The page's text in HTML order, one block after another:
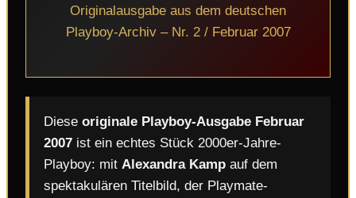
Originalausgabe aus dem deutschen
Playboy-Archiv – Nr. 2 / Februar 2007
Diese originale Playboy-Ausgabe Februar
2007 ist ein echtes Stück 2000er-Jahre-
Playboy: mit Alexandra Kamp auf dem
spektakulären Titelbild, der Playmate-